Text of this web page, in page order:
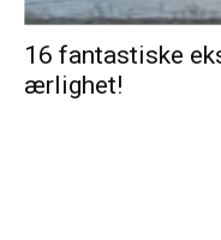
16 fantastiske
ærlighet!